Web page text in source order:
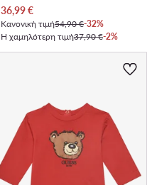
Τρέχουσα τιμή
36,99€
Κανονική τιμή54,90 €-32%
Η χαμηλότερη τιμή37,90 €-2%